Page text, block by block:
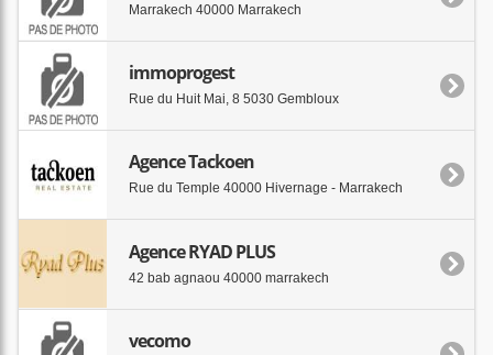
Marrakech 40000 Marrakech
immoprogest
Rue du Huit Mai, 8 5030 Gembloux
Agence Tackoen
Rue du Temple 40000 Hivernage - Marrakech
Agence RYAD PLUS
42 bab agnaou 40000 marrakech
vecomo